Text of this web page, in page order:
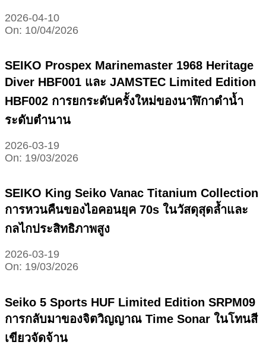
2026-04-10
On: 10/04/2026
SEIKO Prospex Marinemaster 1968 Heritage
Diver HBF001 และ JAMSTEC Limited Edition
HBF002 การยกระดับครั้งใหม่ของนาฬิกาดำน้ำ
ระดับตำนาน
2026-03-19
On: 19/03/2026
SEIKO King Seiko Vanac Titanium Collection
การหวนคืนของไอคอนยุค 70s ในวัสดุสุดล้ำและ
กลไกประสิทธิภาพสูง
2026-03-19
On: 19/03/2026
Seiko 5 Sports HUF Limited Edition SRPM09
การกลับมาของจิตวิญญาณ Time Sonar ในโทนสี
เขียวจัดจ้าน